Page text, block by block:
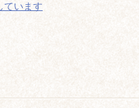
ています